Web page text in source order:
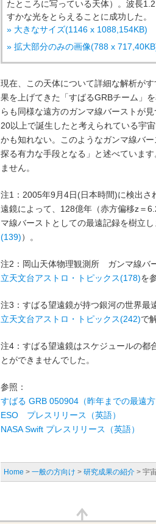
たところに写っている天体）。波長
すかな光をとらえることに成功した。
» 大きなサイズ(1146 x 1088,154KB)
» 拡大部分のみの画像(788 x
現在、この天体について詳細な解析が
果を上げてきた「すばるGRBチーム」
らも同様な遠方のガンマ線バーストが
20以上で誕生したと考えられている宇
かも知れない。このようなガンマ線バ
探る有力な手段となる」と述べていま
ません。
注1：2005年9月4日(日本時間)に検出
遠鏡によって、128億年（赤方偏移z＝
マ線バーストとしての最遠記録を樹立し
(139)）。
注2：岡山天体物理観測所 ガンマ線バ
立天文台アストロ・トピックス(178)を
注3：すばる望遠鏡が持つ銀河の世界最
立天文台アストロ・トピックス(242)で
注4：すばる望遠鏡はスケジュールの都
とができませんでした。
参照：
すばる GRB 050904（昨年までの最遠
ESO プレスリリース（英語）
NASA Swift プレスリリース（英語）
Home > 一般の方向け > 研究成果の紹介 > 宇